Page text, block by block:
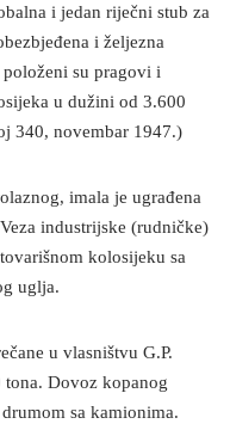
i jedan riječni stub za
i željezna
su pragovi i
u dužini od 3.600
340, novembar 1947.)
imala je ugrađena
industrijske (rudničke)
kolosijeku sa
uglja.
u vlasništvu G.P.
tona. Dovoz kopanog
sa kamionima.